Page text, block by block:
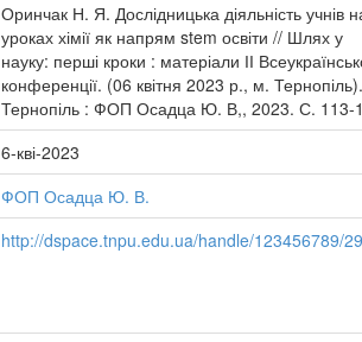
Оринчак Н. Я. Дослідницька діяльність учнів
уроках хімії як напрям stem освіти // Шлях у
науку: перші кроки : матеріали ІІ
конференції. (06 квітня 2023 р., м. Тернопіль).
Тернопіль : ФОП Осадца Ю. В,, 2023. С. 113-
6-кві-2023
ФОП Осадца Ю. В.
http://dspace.tnpu.edu.ua/handle/123456789/